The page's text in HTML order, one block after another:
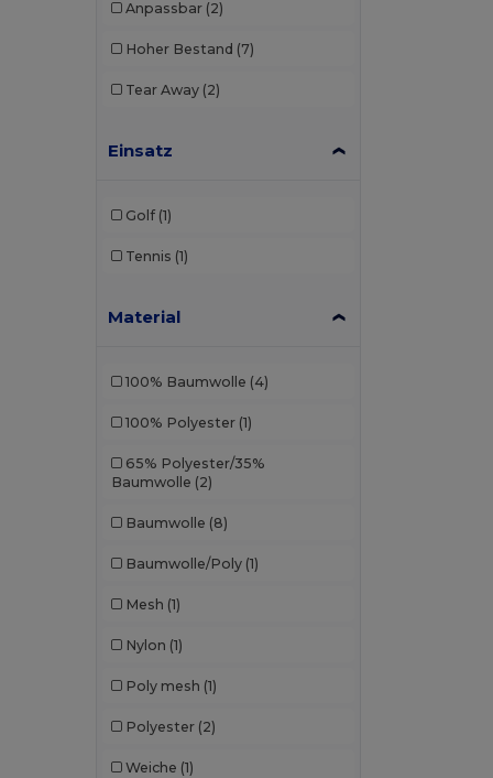
Anpassbar (2)
Hoher Bestand (7)
Tear Away (2)
Einsatz
Golf (1)
Tennis (1)
Material
100% Baumwolle (4)
100% Polyester (1)
65% Polyester/35%
Baumwolle (2)
Baumwolle (8)
Baumwolle/Poly (1)
Mesh (1)
Nylon (1)
Poly mesh (1)
Polyester (2)
Weiche (1)